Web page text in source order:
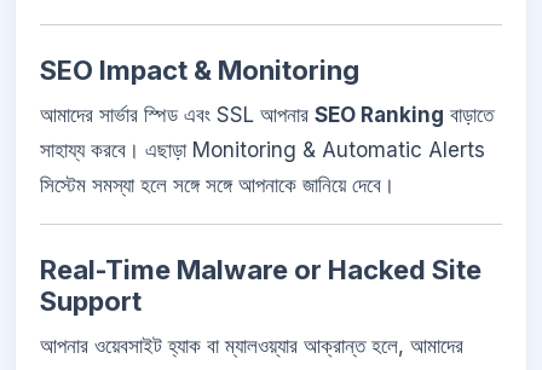
SEO Impact & Monitoring
আমাদের সার্ভার স্পিড এবং SSL আপনার SEO Ranking বাড়াতে
সাহায্য করবে। এছাড়া Monitoring & Automatic Alerts
সিস্টেম সমস্যা হলে সঙ্গে সঙ্গে আপনাকে জানিয়ে দেবে।
Real-Time Malware or Hacked Site
Support
আপনার ওয়েবসাইট হ্যাক বা ম্যালওয়্যার আক্রান্ত হলে, আমাদের